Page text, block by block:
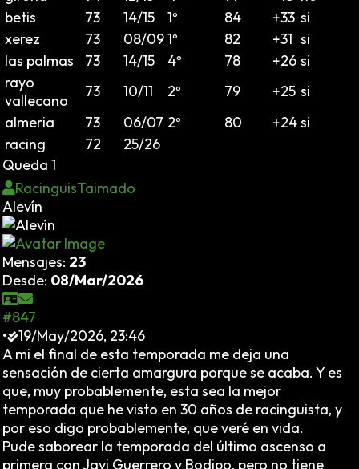
betis
73 14/15 1º 84 +33 si
xerez
73 08/091º 82 +31 si
las palmas
73 14/15 4º 78 +26 si
rayo
vallecano
73 10/11 2º 79 +25 si
almeria
73 06/07 2º 80 +24si
racing
72
25/26
Queda 1
RacinguisTaimado
Alevín
Mensajes: 23
Desde: 08/Mar/2026
#847
•
19/May/2026, 23:46
A mi el final de esta temporada me deja una
sensación de cierta amargura porque se acaba. Y es
que, muy probablemente, esta sea la mejor
temporada que he visto en 30 años de racinguista, y
por eso digo probablemente, que veré en vida.
Pude saborear la temporada del último ascenso a
primera con Javi Guerrero y Bodipo, pero no tiene